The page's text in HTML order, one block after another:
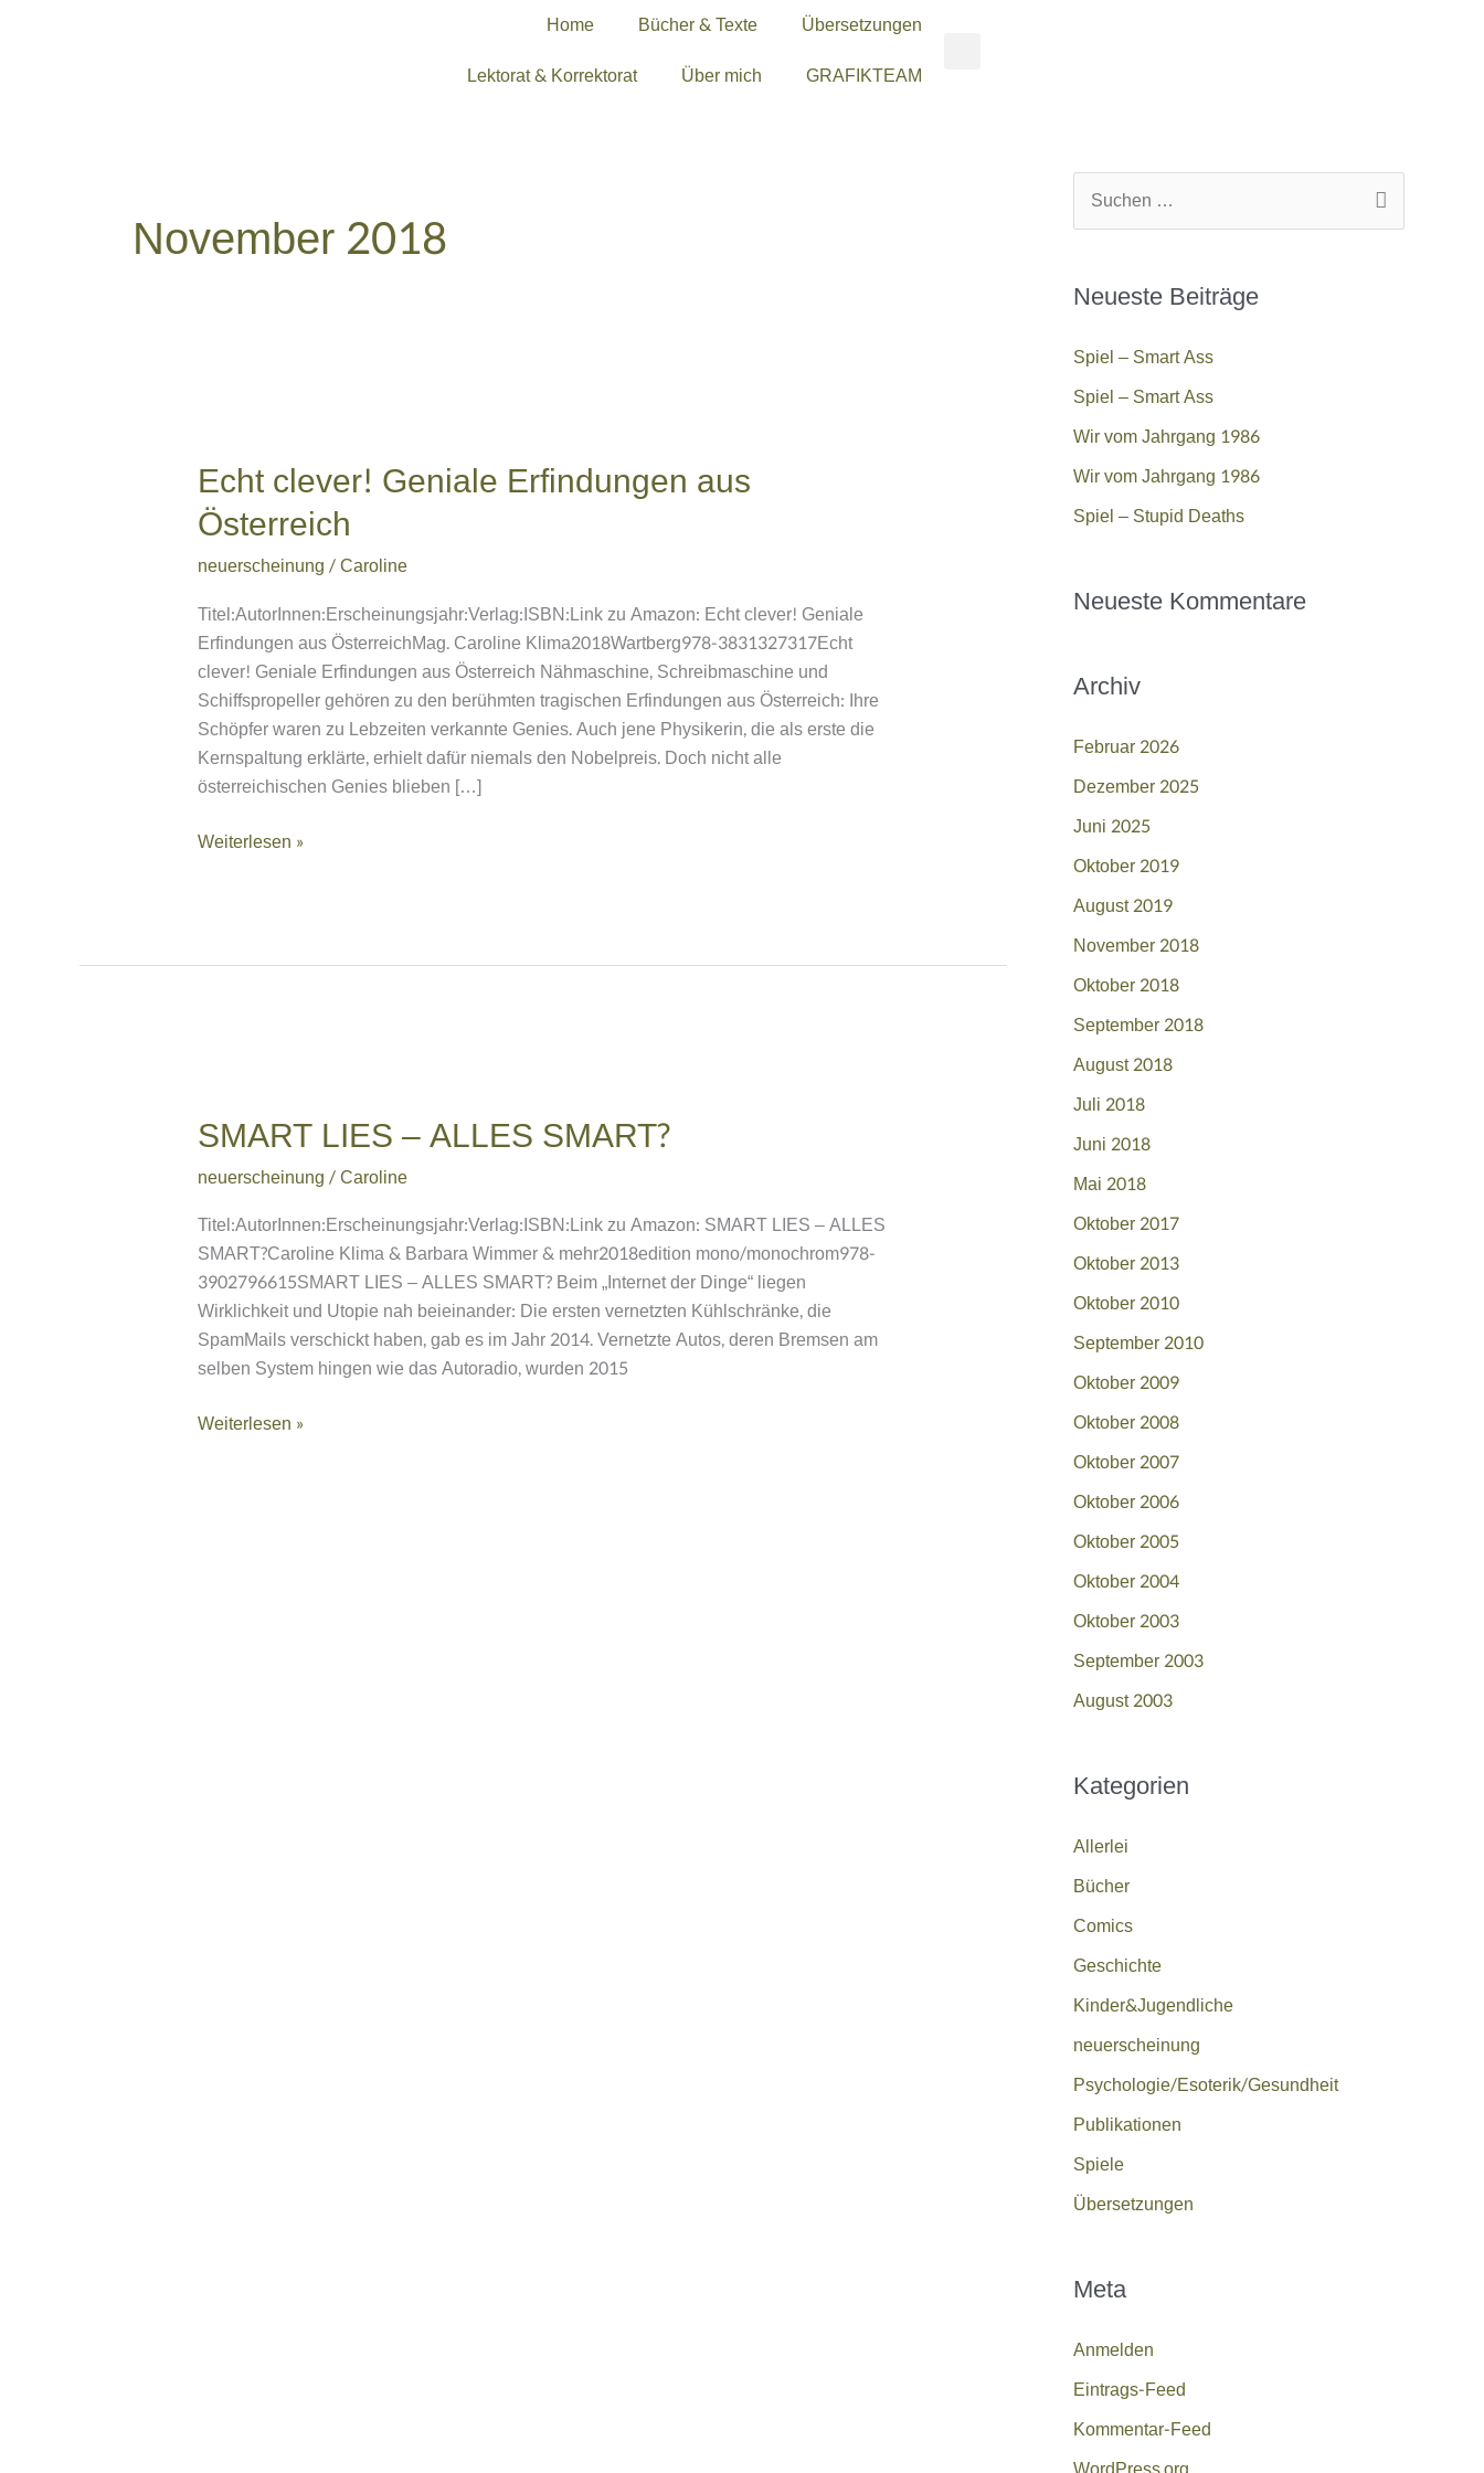
Home Bücher & Texte
Übersetzungen
Lektorat & Korrektorat
Über mich GRAFIKTEAM
November 2018
Echt clever! Geniale Erfindungen aus
Österreich
neuerscheinung/Caroline
Titel:AutorInnen:Erscheinungsjahr:Verlag:ISBN:Link zu Amazon: Echt clever! Geniale
Erfindungen aus ÖsterreichMag. Caroline Klima2018Wartberg978-3831327317Echt
clever! Geniale Erfindungen aus Österreich Nähmaschine, Schreibmaschine und
Schiffspropeller gehören zu den berühmten tragischen Erfindungen aus Österreich: Ihre
Schöpfer waren zu Lebzeiten verkannte Genies. Auch jene Physikerin, die als erste die
Kernspaltung erklärte, erhielt dafür niemals den Nobelpreis. Doch nicht alle
österreichischen Genies blieben […]
Geniale
Erfindungen
aus
Österreich
Weiterlesen »
SMART LIES – ALLES SMART?
neuerscheinung/Caroline
Titel:AutorInnen:Erscheinungsjahr:Verlag:ISBN:Link zu Amazon: SMART LIES – ALLES
SMART?Caroline Klima & Barbara Wimmer & mehr2018edition mono/monochrom978-
3902796615SMART LIES – ALLES SMART? Beim „Internet der Dinge“ liegen
Wirklichkeit und Utopie nah beieinander: Die ersten vernetzten Kühlschränke, die
SpamMails verschickt haben, gab es im Jahr 2014. Vernetzte Autos, deren Bremsen am
selben System hingen wie das Autoradio, wurden 2015
–
SMART?
Weiterlesen »
u
h
e
n
a
c
h
Neueste Beiträge
Spiel – Smart Ass
Spiel – Smart Ass
Wir vom Jahrgang 1986
Wir vom Jahrgang 1986
Spiel – Stupid Deaths
Neueste Kommentare
Archiv
Februar 2026
Dezember 2025
Juni 2025
Oktober 2019
August 2019
November 2018
Oktober 2018
September 2018
August 2018
Juli 2018
Juni 2018
Mai 2018
Oktober 2017
Oktober 2013
Oktober 2010
September 2010
Oktober 2009
Oktober 2008
Oktober 2007
Oktober 2006
Oktober 2005
Oktober 2004
Oktober 2003
September 2003
August 2003
Kategorien
Allerlei
Bücher
Comics
Geschichte
Kinder&Jugendliche
neuerscheinung
Psychologie/Esoterik/Gesundheit
Publikationen
Spiele
Übersetzungen
Meta
Anmelden
Eintrags-Feed
Kommentar-Feed